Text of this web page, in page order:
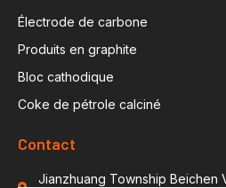
Électrode de carbone
Produits en graphite
Bloc cathodique
Coke de pétrole calciné
Contact
Jianzhuang Township Beichen